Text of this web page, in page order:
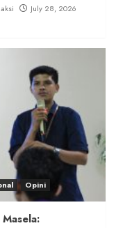
July 28, 2026
Opini